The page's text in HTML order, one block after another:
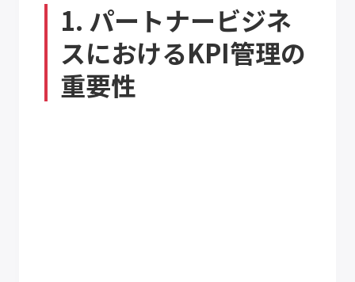
1. パートナービジネ
スにおけるKPI管理の
重要性